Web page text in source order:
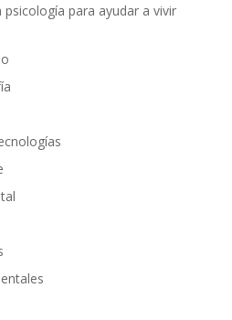
para ayudar a vivir